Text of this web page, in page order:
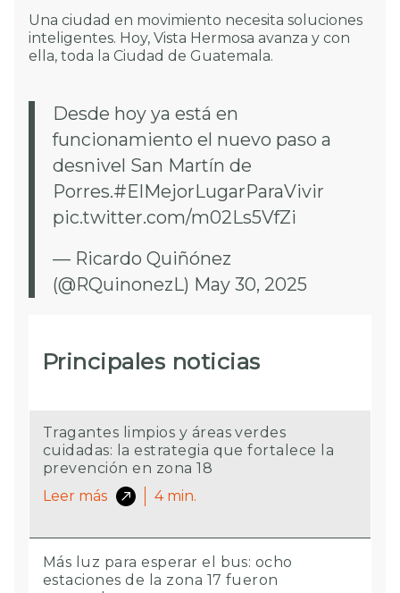
Una ciudad en movimiento necesita soluciones
inteligentes. Hoy, Vista Hermosa avanza y con
ella, toda la Ciudad de Guatemala.
Desde hoy ya está en
funcionamiento el nuevo paso a
desnivel San Martín de
Porres.#ElMejorLugarParaVivir
pic.twitter.com/m02Ls5VfZi
— Ricardo Quiñónez
(@RQuinonezL) May 30, 2025
Principales noticias
Tragantes limpios y áreas verdes
cuidadas: la estrategia que fortalece la
prevención en zona 18
Leer más
4 min.
Más luz para esperar el bus: ocho
estaciones de la zona 17 fueron